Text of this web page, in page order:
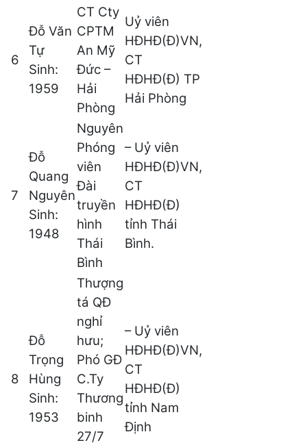
6
Đỗ Văn
Tự
Sinh:
1959
CT Cty
CPTM
An Mỹ
Đức –
Hải
Phòng
Uỷ viên
HĐHĐ(Đ)VN,
CT
HĐHĐ(Đ) TP
Hải Phòng
7
Đỗ
Quang
Nguyên
Sinh:
1948
Nguyên
Phóng
viên
Đài
truyền
hình
Thái
Bình
– Uỷ viên
HĐHĐ(Đ)VN,
CT
HĐHĐ(Đ)
tỉnh Thái
Bình.
8
Đỗ
Trọng
Hùng
Sinh:
1953
Thượng
tá QĐ
nghỉ
hưu;
Phó GĐ
C.Ty
Thương
binh
27/7
– Uỷ viên
HĐHĐ(Đ)VN,
CT
HĐHĐ(Đ)
tỉnh Nam
Định